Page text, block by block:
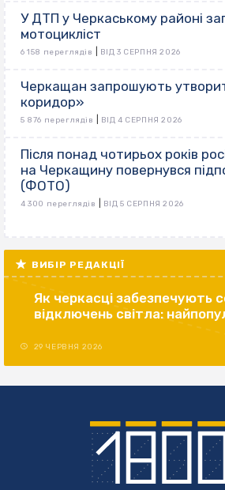
У ДТП у Черкаському районі
мотоцикліст
6 158 переглядів ВІД 3 СЕРПНЯ 2026
Черкащан запрошують
коридор»
5 876 переглядів ВІД 4 СЕРПНЯ 2026
Після понад чотирьох років
на Черкащину повернувся
(ФОТО)
4 300 переглядів ВІД 5 СЕРПНЯ 2026
ВИБІР РЕДАКЦІЇ
Як черкасці забезпечують
відключень світла:
29 ЧЕРВНЯ 2026